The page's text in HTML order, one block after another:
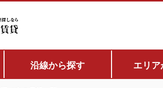
沿線から探す エリア